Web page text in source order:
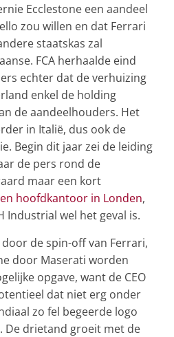
Ecclestone een aandeel
zou willen en dat Ferrari
staatskas zal
FCA herhaalde eind
echter dat de verhuizing
enkel de holding
de aandeelhouders. Het
in Italië, dus ook de
Begin dit jaar zei de leiding
de pers rond de
maar een kort
hoofdkantoor in Londen,
Industrial wel het geval is.
door de spin-off van Ferrari,
door Maserati worden
opgave, want de CEO
dat niet erg onder
zo fel begeerde logo
De drietand groeit met de